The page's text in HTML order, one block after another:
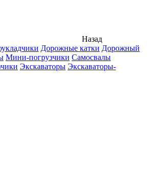
Назад
Дорожные катки Дорожный
Мини-погрузчики Самосвалы
Экскаваторы Экскаваторы-